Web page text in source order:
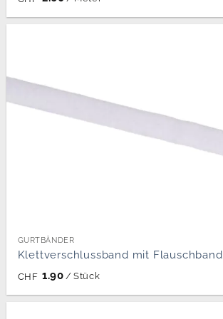
GURTBÄNDER
Klettverschlussband mit Flauschband
CHF 1.90 / Stück